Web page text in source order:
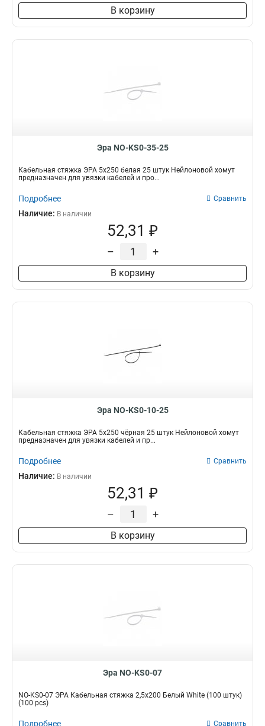
В корзину
Эра NO-KS0-35-25
Кабельная стяжка ЭРА 5x250 белая 25 штук Нейлоновой хомут
предназначен для увязки кабелей и про...
Подробнее Сравнить
Наличие: В наличии
52,31 ₽
– +
В корзину
Эра NO-KS0-10-25
Кабельная стяжка ЭРА 5x250 чёрная 25 штук Нейлоновой хомут
предназначен для увязки кабелей и пр...
Подробнее Сравнить
Наличие: В наличии
52,31 ₽
– +
В корзину
Эра NO-KS0-07
NO-KS0-07 ЭРА Кабельная стяжка 2,5х200 Белый White (100 штук)
(100 pcs)
Подробнее Сравнить